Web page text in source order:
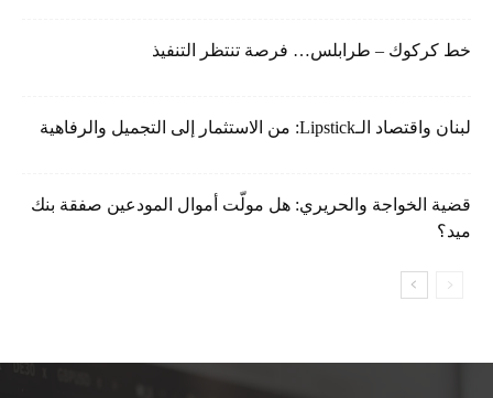
خط كركوك – طرابلس… فرصة تنتظر التنفيذ
لبنان واقتصاد الـLipstick: من الاستثمار إلى التجميل والرفاهية
قضية الخواجة والحريري: هل مولّت أموال المودعين صفقة بنك
ميد؟